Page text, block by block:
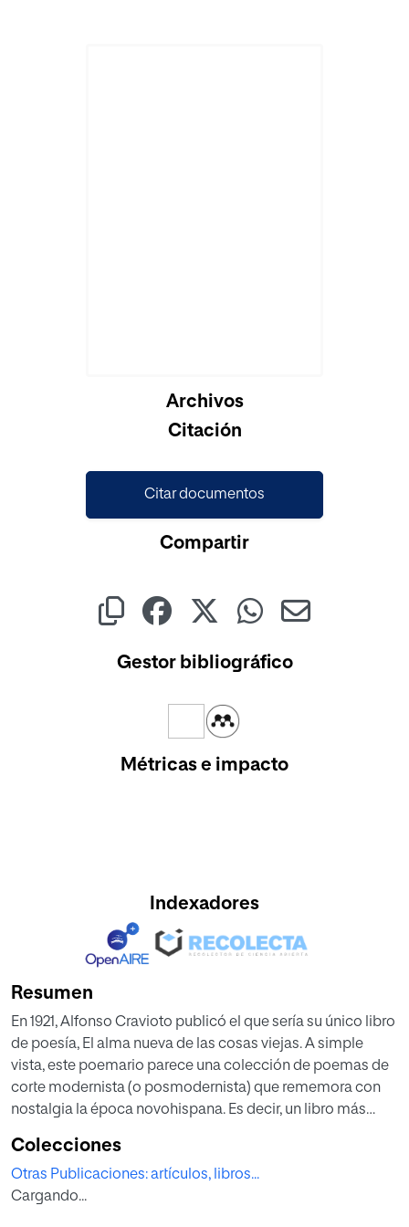
Archivos
Citación
Citar documentos
Compartir
Gestor bibliográfico
Métricas e impacto
Indexadores
Resumen
En 1921, Alfonso Cravioto publicó el que sería su único libro
de poesía, El alma nueva de las cosas viejas. A simple
vista, este poemario parece una colección de poemas de
corte modernista (o posmodernista) que rememora con
nostalgia la época novohispana. Es decir, un libro más
literatura de tema colonialista, con la peculiaridad de que
este estaba escrito en verso. Sin embargo, en un análisis
detenido, el libro se revela como un proyecto estético e
Colecciones
Otras Publicaciones: artículos, libros...
Cargando...